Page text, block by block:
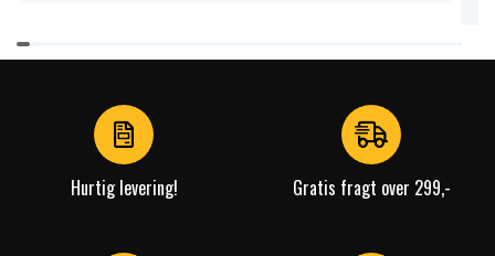
Item
1
Hurtig levering! Gratis fragt over 299,-